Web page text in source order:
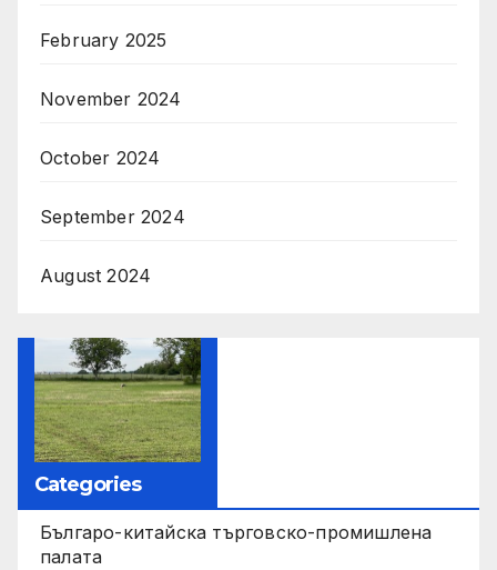
February 2025
November 2024
October 2024
September 2024
August 2024
Categories
Българо-китайска търговско-промишлена
палата